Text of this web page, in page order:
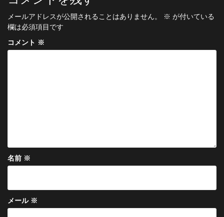
ゲ
ー
シ
メールアドレスが公開されることはありません。 ※ が付いている
欄は必須項目です
コメント ※
名前 ※
メール ※